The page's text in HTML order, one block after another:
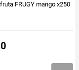
FRUGY mango x250